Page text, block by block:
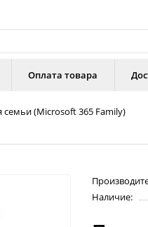
Оплата товара
семьи (Microsoft 365 Family)
Наличие: